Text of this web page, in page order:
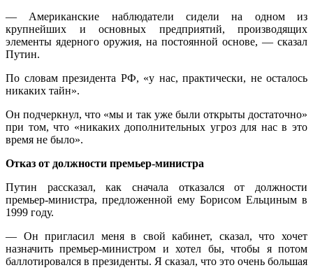
— Американские наблюдатели сидели на одном из
крупнейших и основных предприятий, производящих
элементы ядерного оружия, на постоянной основе, — сказал
Путин.
По словам президента РФ, «у нас, практически, не осталось
никаких тайн».
Он подчеркнул, что «мы и так уже были открыты достаточно»
при том, что «никаких дополнительных угроз для нас в это
время не было».
Отказ от должности премьер-министра
Путин рассказал, как сначала отказался от должности
премьер-министра, предложенной ему Борисом Ельциным в
1999 году.
— Он пригласил меня в свой кабинет, сказал, что хочет
назначить премьер-министром и хотел бы, чтобы я потом
баллотировался в президенты. Я сказал, что это очень большая